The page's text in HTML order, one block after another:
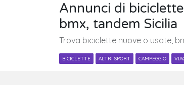
Annunci di
bmx, tandem Sicilia
Trova biciclette nuove o usate,
BICICLETTE ALTRI SPORT CAMPEGGIO